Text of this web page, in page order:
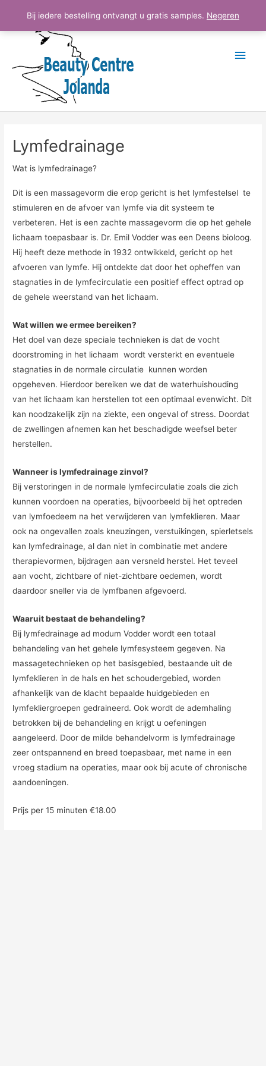
Bij iedere bestelling ontvangt u gratis samples. Negeren
Lymfedrainage
Wat is lymfedrainage?
Dit is een massagevorm die erop gericht is het lymfestelsel te
stimuleren en de afvoer van lymfe via dit systeem te
verbeteren. Het is een zachte massagevorm die op het gehele
lichaam toepasbaar is. Dr. Emil Vodder was een Deens bioloog.
Hij heeft deze methode in 1932 ontwikkeld, gericht op het
afvoeren van lymfe. Hij ontdekte dat door het opheffen van
stagnaties in de lymfecirculatie een positief effect optrad op
de gehele weerstand van het lichaam.
Wat willen we ermee bereiken?
Het doel van deze speciale technieken is dat de vocht
doorstroming in het lichaam wordt versterkt en eventuele
stagnaties in de normale circulatie kunnen worden
opgeheven. Hierdoor bereiken we dat de waterhuishouding
van het lichaam kan herstellen tot een optimaal evenwicht. Dit
kan noodzakelijk zijn na ziekte, een ongeval of stress. Doordat
de zwellingen afnemen kan het beschadigde weefsel beter
herstellen.
Wanneer is lymfedrainage zinvol?
Bij verstoringen in de normale lymfecirculatie zoals die zich
kunnen voordoen na operaties, bijvoorbeeld bij het optreden
van lymfoedeem na het verwijderen van lymfeklieren. Maar
ook na ongevallen zoals kneuzingen, verstuikingen, spierletsels
kan lymfedrainage, al dan niet in combinatie met andere
therapievormen, bijdragen aan versneld herstel. Het teveel
aan vocht, zichtbare of niet-zichtbare oedemen, wordt
daardoor sneller via de lymfbanen afgevoerd.
Waaruit bestaat de behandeling?
Bij lymfedrainage ad modum Vodder wordt een totaal
behandeling van het gehele lymfesysteem gegeven. Na
massagetechnieken op het basisgebied, bestaande uit de
lymfeklieren in de hals en het schoudergebied, worden
afhankelijk van de klacht bepaalde huidgebieden en
lymfekliergroepen gedraineerd. Ook wordt de ademhaling
betrokken bij de behandeling en krijgt u oefeningen
aangeleerd. Door de milde behandelvorm is lymfedrainage
zeer ontspannend en breed toepasbaar, met name in een
vroeg stadium na operaties, maar ook bij acute of chronische
aandoeningen.
Prijs per 15 minuten €18.00